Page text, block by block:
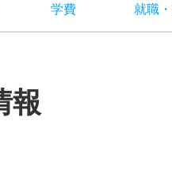
学費 就職・
報